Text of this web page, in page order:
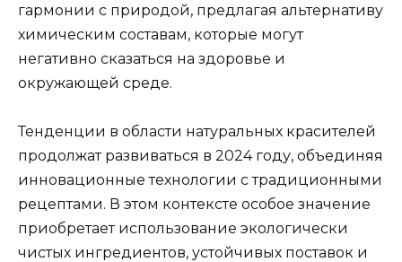
гармонии с природой, предлагая альтернативу
химическим составам, которые могут
негативно сказаться на здоровье и
окружающей среде.
Тенденции в области натуральных красителей
продолжат развиваться в 2024 году, объединяя
инновационные технологии с традиционными
рецептами. В этом контексте особое значение
приобретает использование экологически
чистых ингредиентов, устойчивых поставок и